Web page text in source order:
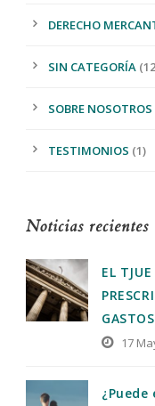
DERECHO
SIN CATEGORÍA
SOBRE NOSOTROS
TESTIMONIOS (1)
Noticias recientes
EL
17